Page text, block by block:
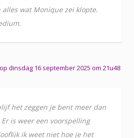
wat Monique zei klopte.
op dinsdag 16 september 2025 om 21u48
het zeggen je bent meer dan
is weer een voorspelling
ik weet niet hoe je het